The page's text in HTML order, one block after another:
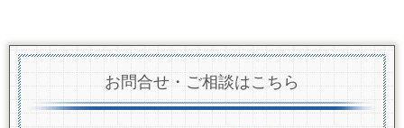
お問合せ・ご相談はこちら